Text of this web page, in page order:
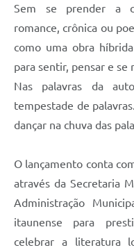
Sem se prender a
romance, crônica ou
como uma obra
para sentir, pensar e se
Nas palavras da
tempestade de
dançar na chuva das
O lançamento conta
através da Secretaria
Administração
itaunense para
celebrar a literatura